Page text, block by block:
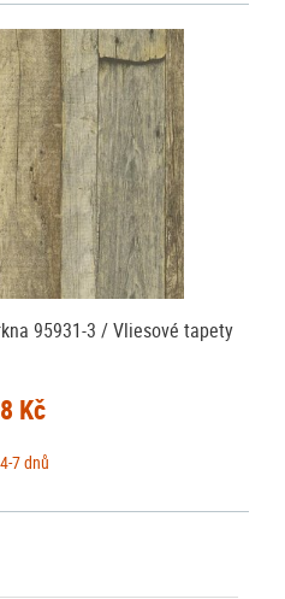
95931-3 / Vliesové tapety
Kč
4-7 dnů